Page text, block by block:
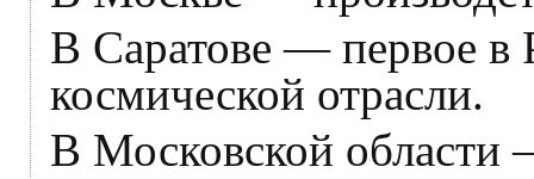
В Саратове — первое в
космической отрасли.
В Московской области